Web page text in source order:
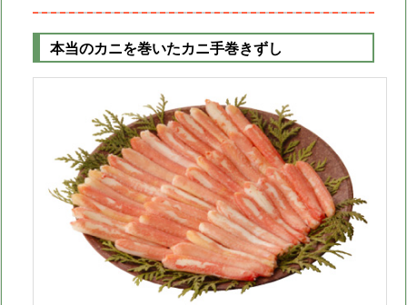
本当のカニを巻いたカニ手巻きずし